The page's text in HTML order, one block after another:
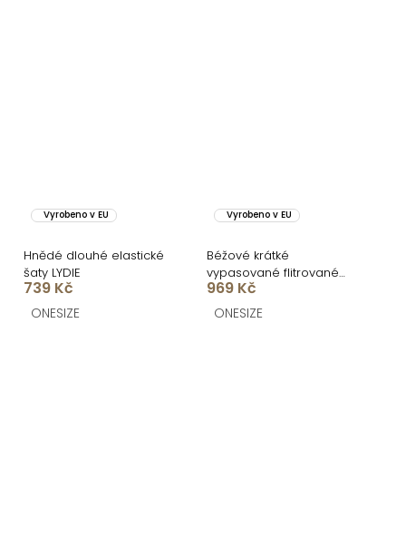
Vyrobeno v EU
Hnědé dlouhé elastické
šaty LYDIE
739 Kč
ONESIZE
Vyrobeno v EU
Béžové krátké
vypasované flitrované
šaty HELION
969 Kč
ONESIZE